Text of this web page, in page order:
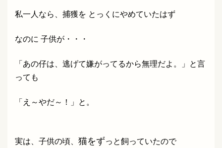
私一人なら、捕獲を とっくにやめていたはず
なのに 子供が・・・
「あの仔は、逃げて嫌がってるから無理だよ。」と言
っても
「え～やだ～！」と。
実は、子供の頃、 猫をずっと飼っていたので